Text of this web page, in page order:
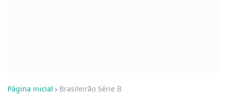
Página inicial Brasileirão Série B